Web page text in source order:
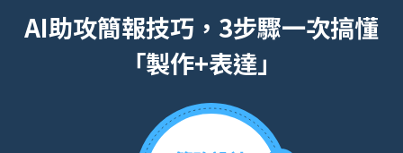
AI助攻簡報技巧，3步驟一次搞懂
「製作+表達」